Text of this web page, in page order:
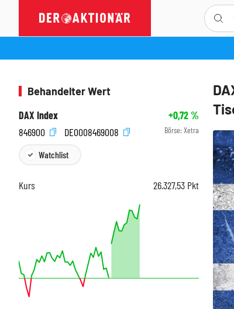
Behandelter Wert
DAX Index
+0,72%
846900
DE0008469008 Börse: Xetra
Watchlist
Kurs 26.327,53 Pkt